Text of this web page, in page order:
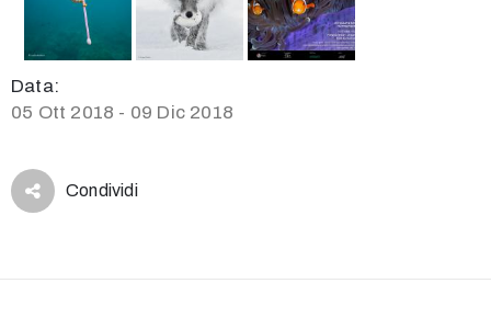
Data:
05 Ott 2018 - 09 Dic 2018
Condividi